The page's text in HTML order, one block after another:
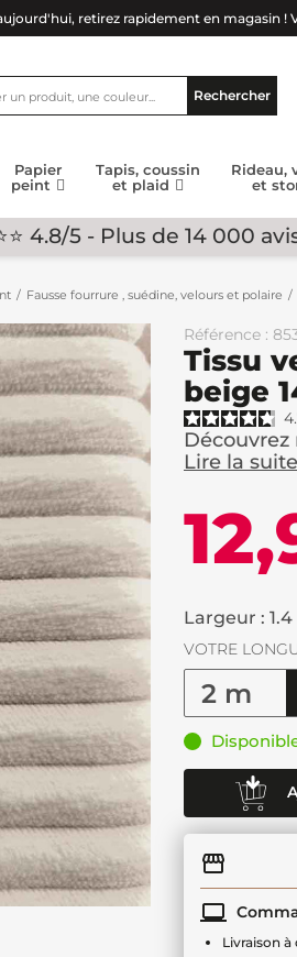
retirez rapidement en magasin !
Rechercher
Papier
peint
Tapis, coussin
et plaid
Rideau,
et
4.8/5 - Plus de 14 000
Fausse fourrure , suédine, velours et polaire
Référence :
Tissu
beige
Lire la suite
Largeur :
VOTRE
Livraison